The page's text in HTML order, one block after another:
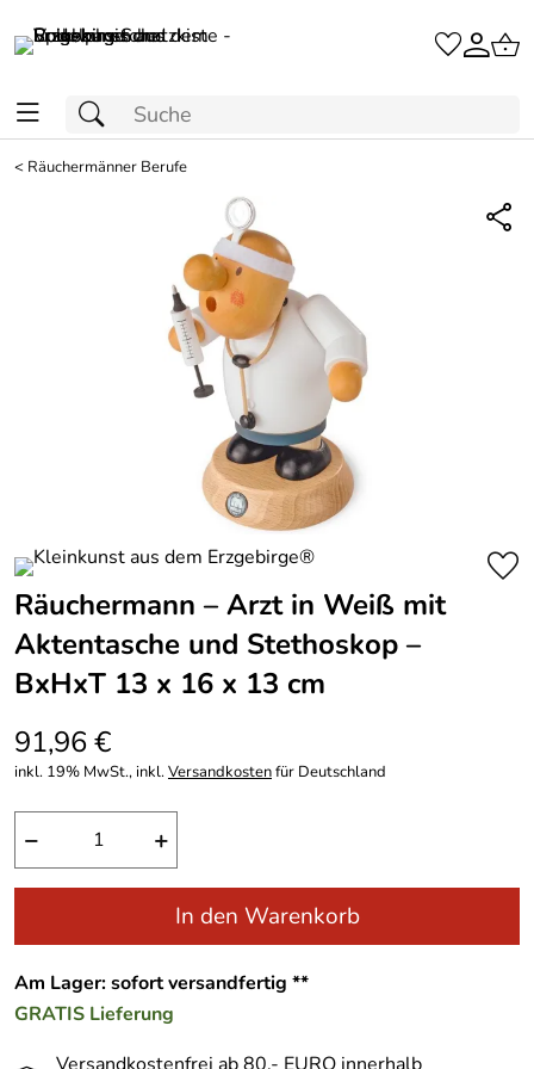
< Räuchermänner Berufe
Räuchermann – Arzt in Weiß mit
Aktentasche und Stethoskop –
BxHxT 13 x 16 x 13 cm
91,96 €
inkl. 19% MwSt., inkl.Versandkostenfür Deutschland
− +
In den Warenkorb
Am Lager: sofort versandfertig **
GRATIS Lieferung
Versandkostenfrei ab 80,- EURO innerhalb